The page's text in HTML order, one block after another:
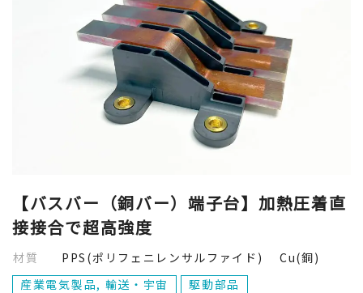
閉じる
SPCC(鉄)
AL(アルミニウム)
各種金属
Ti(チタン)
閉じる
フィルム接合
放熱性能UP
【バスバー（銅バー）端子台】加熱圧着直
接接合で超高強度
材質
PPS(ポリフェニレンサルファイド) Cu(銅)
産業電気製品, 輸送・宇宙
駆動部品